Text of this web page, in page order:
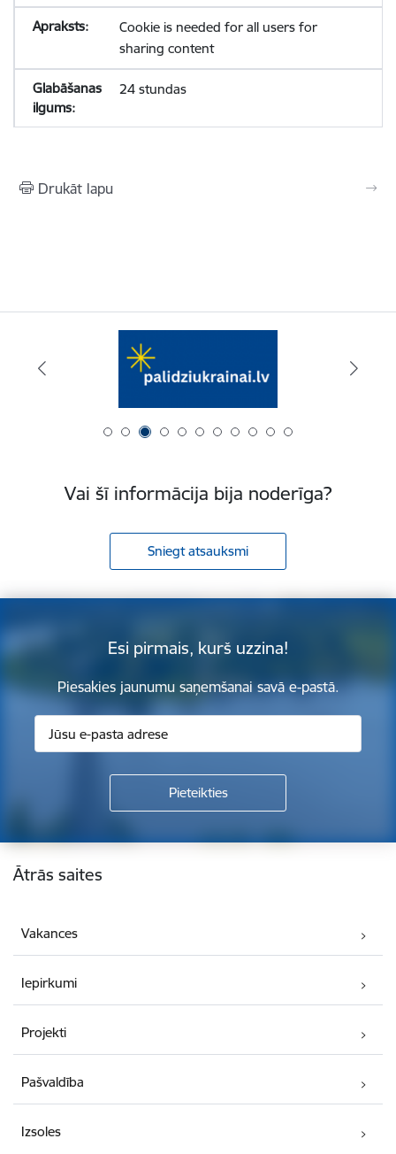
Cookie is needed for all users for
sharing content
24 stundas
Drukāt lapu
Vai šī informācija bija noderīga?
Sniegt atsauksmi
Esi pirmais, kurš uzzina!
Piesakies jaunumu saņemšanai savā e-pastā.
Kājene
Ātrās saites
Vakances
Iepirkumi
Projekti
Pašvaldība
Izsoles